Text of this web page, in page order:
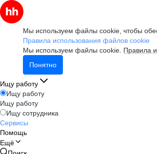
Мы используем файлы cookie, чтобы
Правила использования файлов cookie
Мы используем файлы cookie. Правила
Понятно
Ищу работу
Ищу работу
Ищу работу
Ищу сотрудника
Сервисы
Помощь
Ещё